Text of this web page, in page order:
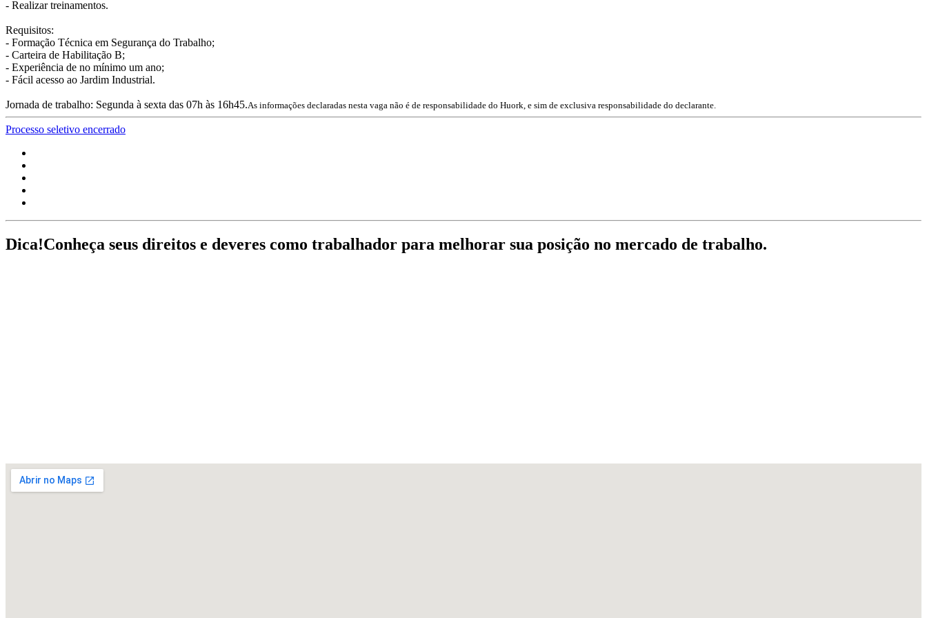
- Realizar treinamentos.
Requisitos:
- Formação Técnica em Segurança do Trabalho;
- Carteira de Habilitação B;
- Experiência de no mínimo um ano;
- Fácil acesso ao Jardim Industrial.
Jornada de trabalho: Segunda à sexta das 07h às 16h45.As informações declaradas nesta vaga não é de responsabilidade do Huork, e sim de exclusiva responsabilidade do declarante.
Processo seletivo encerrado
Dica!Conheça seus direitos e deveres como trabalhador para melhorar sua posição no mercado de trabalho.